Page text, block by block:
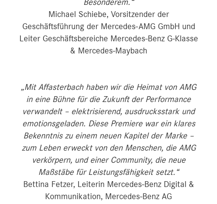
Besonderem.“
Michael Schiebe, Vorsitzender der
Geschäftsführung der Mercedes-AMG GmbH und
Leiter Geschäftsbereiche Mercedes-Benz G-Klasse
& Mercedes-Maybach
„Mit Affasterbach haben wir die Heimat von AMG
in eine Bühne für die Zukunft der Performance
verwandelt – elektrisierend, ausdrucksstark und
emotionsgeladen. Diese Premiere war ein klares
Bekenntnis zu einem neuen Kapitel der Marke –
zum Leben erweckt von den Menschen, die AMG
verkörpern, und einer Community, die neue
Maßstäbe für Leistungsfähigkeit setzt.“
Bettina Fetzer, Leiterin Mercedes‑Benz Digital &
Kommunikation, Mercedes‑Benz AG